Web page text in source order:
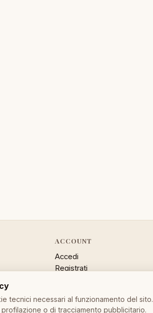
ACCOUNT
Accedi
Registrati
tecnici necessari al funzionamento del sito.
o di tracciamento pubblicitario.